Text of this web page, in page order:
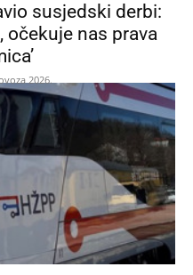
susjedski derbi:
očekuje nas prava
2026.